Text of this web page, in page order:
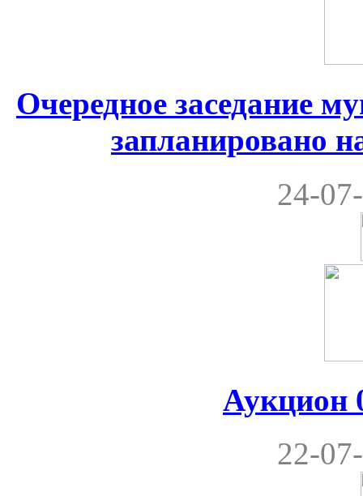
Очередное заседание
запланировано
24-
Аукцион
22-